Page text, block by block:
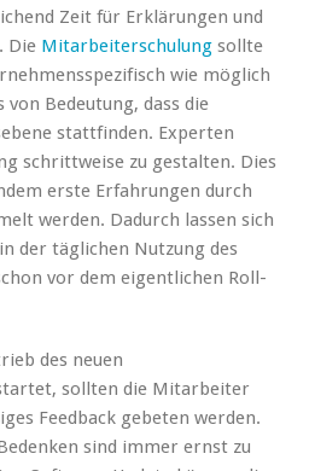
Zeit für Erklärungen und
Die Mitarbeiterschulung sollte
wie möglich
von Bedeutung, dass die
stattfinden. Experten
schrittweise zu gestalten. Dies
erste Erfahrungen durch
werden. Dadurch lassen sich
der täglichen Nutzung des
vor dem eigentlichen Roll-
des neuen
sollten die Mitarbeiter
Feedback gebeten werden.
sind immer ernst zu